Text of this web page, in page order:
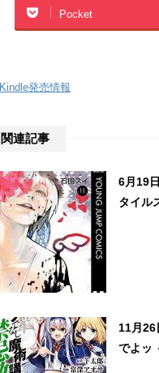
Pocket
Kindle発売情報
関連記事
6月19
タイル
11月
でよッ